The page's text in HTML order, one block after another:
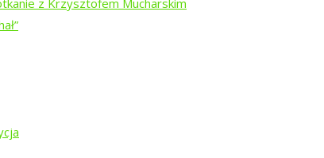
z Krzysztofem Mucharskim